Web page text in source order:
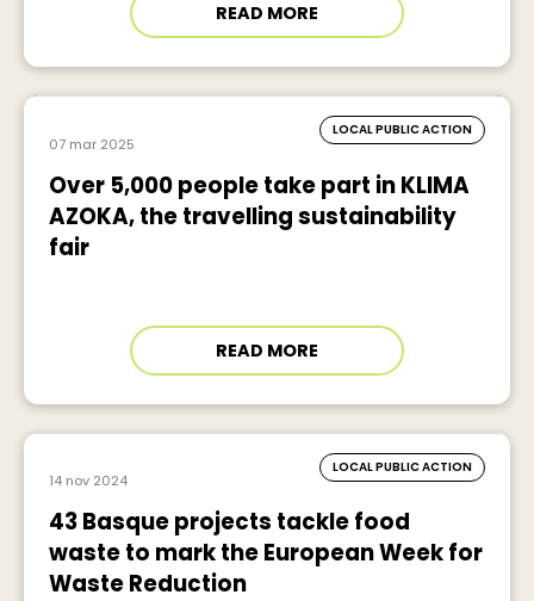
READ MORE
07 mar 2025
LOCAL PUBLIC ACTION
Over 5,000 people take part in KLIMA
AZOKA, the travelling sustainability
fair
READ MORE
14 nov 2024
LOCAL PUBLIC ACTION
43 Basque projects tackle food
waste to mark the European Week for
Waste Reduction